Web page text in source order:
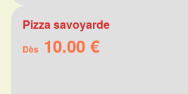
Pizza savoyarde
Dès 10.00 €